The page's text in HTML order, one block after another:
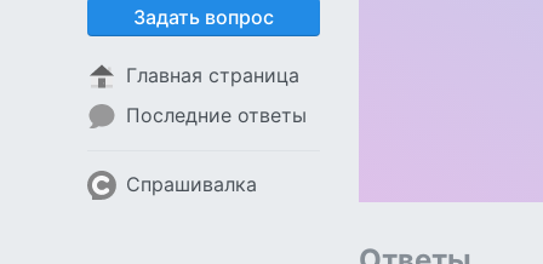
Задать вопрос
Главная страница
Последние ответы
Спрашивалка